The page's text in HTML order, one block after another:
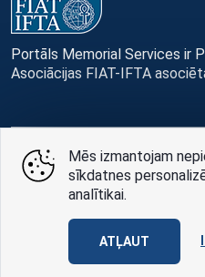
Portāls Memorial Services ir
Asociācijas FIAT-IFTA
© Memorial Services, 2016 —
Privātuma politikai
AABB TEAM
Mēs izmantojam
sīkdatnes
analītikai.
ATĻAUT